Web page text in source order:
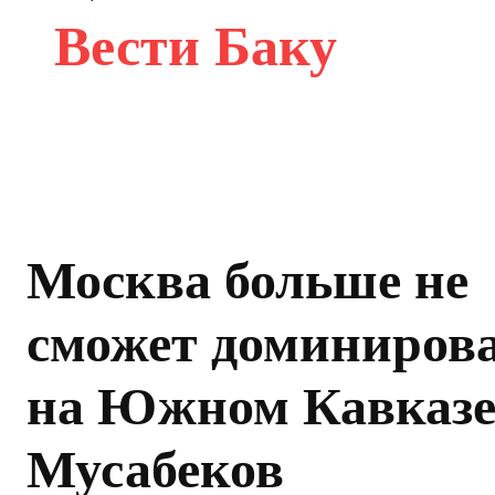
Вести Баку
Москва больше не
сможет
на Южном
Мусабеков